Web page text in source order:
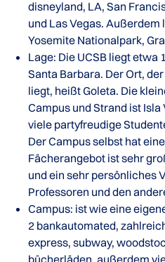
disneyland, LA, San
und Las Vegas. Außerdem
Yosemite Nationalpark,
Lage: Die UCSB liegt etwa
Santa Barbara. Der Ort,
liegt, heißt Goleta. Die
Campus und Strand ist
viele partyfreudige
Der Campus selbst hat
Fächerangebot ist sehr
und ein sehr persönliches
Professoren und den
Campus: ist wie eine
2 bankautomated,
express, subway,
bücherläden, außerdem